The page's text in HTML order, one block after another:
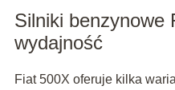
Silniki benzynowe
wydajność
Fiat 500X oferuje kilka